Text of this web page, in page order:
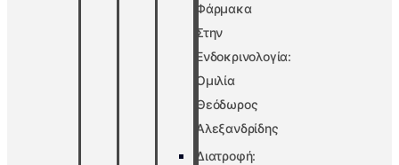
Φάρμακα
Στην
Ενδοκρινολογία:
Ομιλία
Θεόδωρος
Αλεξανδρίδης
Διατροφή: